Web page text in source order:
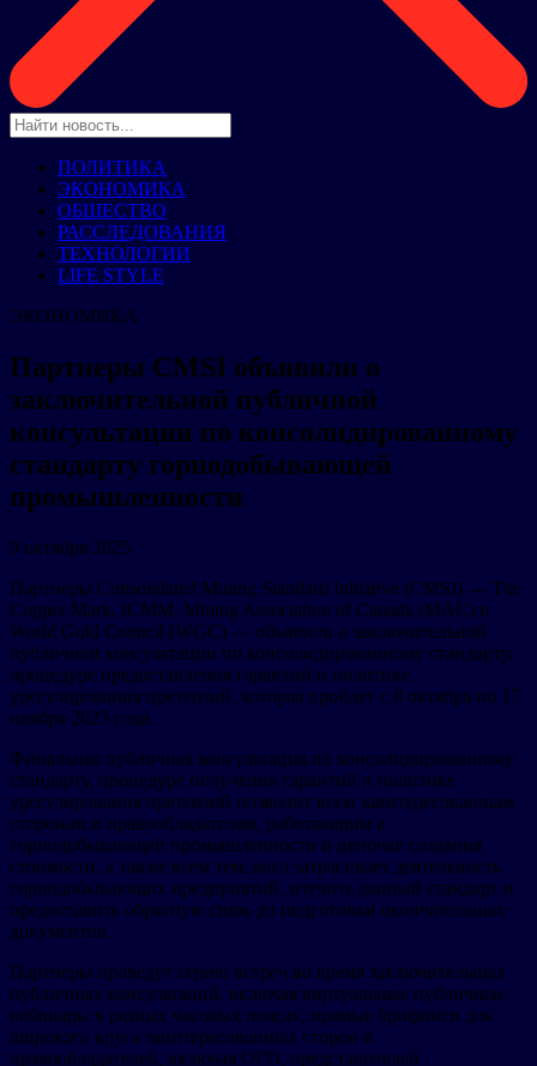
ПОЛИТИКА
ЭКОНОМИКА
ОБЩЕСТВО
РАССЛЕДОВАНИЯ
ТЕХНОЛОГИИ
LIFE STYLE
ЭКОНОМИКА
Партнеры CMSI объявили о
заключительной публичной
консультации по консолидированному
стандарту горнодобывающей
промышленности
9 октября 2025
Партнеры Consolidated Mining Standard Initiative (CMSI) — The
Copper Mark, ICMM, Mining Association of Canada (MAC) и
World Gold Council (WGC) — объявили о заключительной
публичной консультации по консолидированному стандарту,
процедуре предоставления гарантий и политике
урегулирования претензий, которая пройдет с 8 октября по 17
ноября 2025 года.
Финальная публичная консультация по консолидированному
стандарту, процедуре получения гарантий и политике
урегулирования претензий позволит всем заинтересованным
сторонам и правообладателям, работающим в
горнодобывающей промышленности и цепочке создания
стоимости, а также всем тем, кого затрагивает деятельность
горнодобывающих предприятий, изучить данный стандарт и
предоставить обратную связь до подготовки окончательных
документов.
Партнеры проведут серию встреч во время заключительных
публичных консультаций, включая виртуальные публичные
вебинары в разных часовых поясах; прямые брифинги для
широкого круга заинтересованных сторон и
правообладателей, включая ОГО, представителей